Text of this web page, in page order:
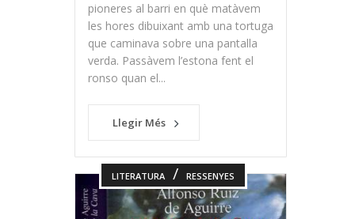
pioneres al barri en què matàvem
les hores dibuixant amb una tortuga
que caminava sobre una pantalla
verda. Passàvem l’estona fent el
ronso quan el...
Llegir Més
LITERATURA / RESSENYES